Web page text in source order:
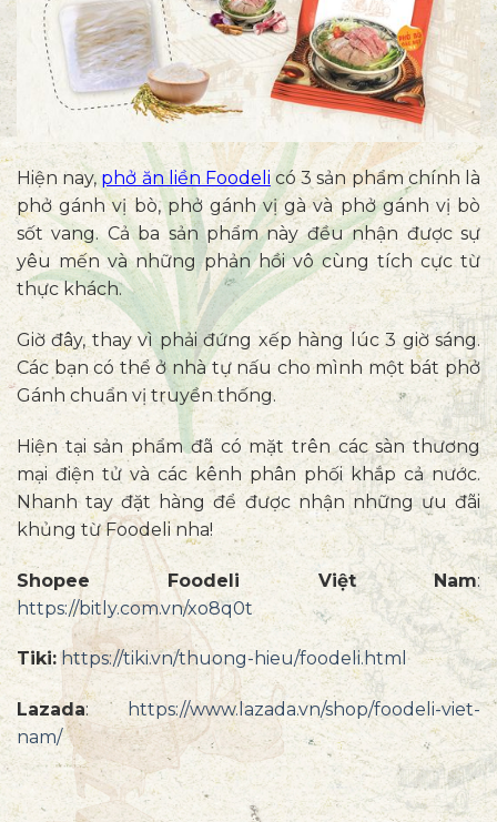
Hiện nay,phở ăn liền Foodelicó 3 sản phẩm chính là
phở gánh vị bò, phở gánh vị gà và phở gánh vị bò
sốt vang. Cả ba sản phẩm này đều nhận được sự
yêu mến và những phản hồi vô cùng tích cực từ
thực khách.
Giờ đây, thay vì phải đứng xếp hàng lúc 3 giờ sáng.
Các bạn có thể ở nhà tự nấu cho mình một bát phở
Gánh chuẩn vị truyền thống.
Hiện tại sản phẩm đã có mặt trên các sàn thương
mại điện tử và các kênh phân phối khắp cả nước.
Nhanh tay đặt hàng để được nhận những ưu đãi
khủng từ Foodeli nha!
Shopee Foodeli Việt Nam:
https://bitly.com.vn/xo8q0t
Tiki: https://tiki.vn/thuong-hieu/foodeli.html
Lazada:https://www.lazada.vn/shop/foodeli-viet-
nam/